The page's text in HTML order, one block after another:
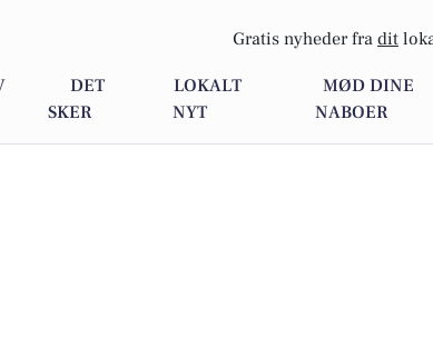
Gratis nyheder fra dit
DET
SKER
LOKALT
NYT
MØD DINE
NABOER